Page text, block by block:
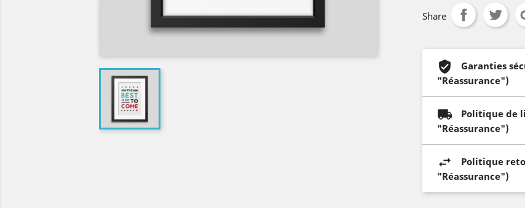
Share
Garanties
"Réassurance")
Politique de
"Réassurance")
Politique
"Réassurance")